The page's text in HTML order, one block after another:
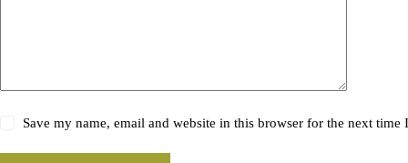
Save my name, email and website in this browser for the next time